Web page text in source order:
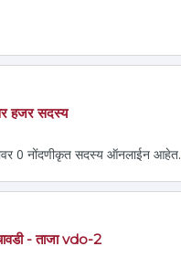
हजर सदस्य
0 नोंदणीकृत सदस्य ऑनलाईन आहेत.
- ताजा vdo-2